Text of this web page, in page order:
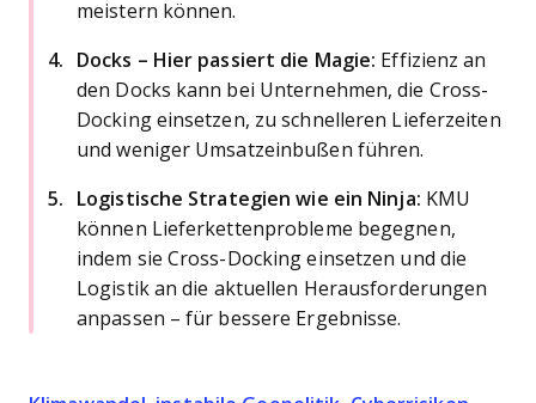
meistern können.
Docks – Hier passiert die Magie: Effizienz an
den Docks kann bei Unternehmen, die Cross-
Docking einsetzen, zu schnelleren Lieferzeiten
und weniger Umsatzeinbußen führen.
Logistische Strategien wie ein Ninja: KMU
können Lieferkettenprobleme begegnen,
indem sie Cross-Docking einsetzen und die
Logistik an die aktuellen Herausforderungen
anpassen – für bessere Ergebnisse.